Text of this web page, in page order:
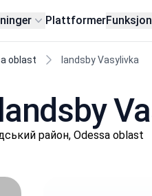
Plattformer
oblast landsby Vasylivka
район, Odessa oblast